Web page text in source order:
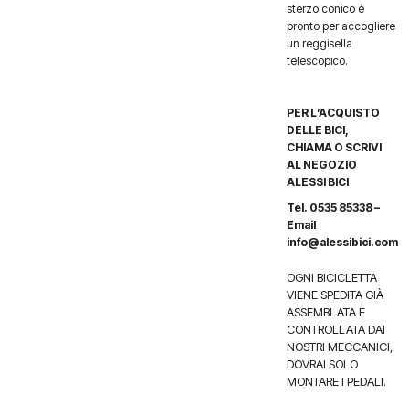
sterzo conico è
pronto per accogliere
un reggisella
telescopico.
PER L’ACQUISTO
DELLE BICI,
CHIAMA O SCRIVI
AL NEGOZIO
ALESSI BICI
Tel. 0535 85338 –
Email
info@alessibici.com
OGNI BICICLETTA
VIENE SPEDITA GIÀ
ASSEMBLATA E
CONTROLLATA DAI
NOSTRI MECCANICI,
DOVRAI SOLO
MONTARE I PEDALI.